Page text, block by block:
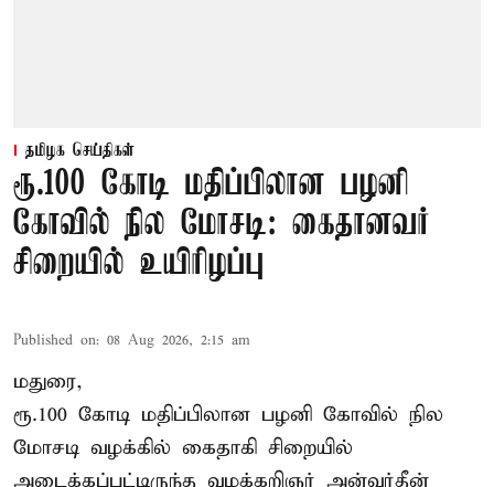
தமிழக செய்திகள்
ரூ.100 கோடி மதிப்பிலான பழனி
கோவில் நில மோசடி: கைதானவர்
சிறையில் உயிரிழப்பு
Published on: 08 Aug 2026, 2:15 am
மதுரை,
ரூ.100 கோடி மதிப்பிலான பழனி கோவில் நில
மோசடி வழக்கில் கைதாகி சிறையில்
அடைக்கப்பட்டிருந்த வழக்கறிஞர் அன்வர்தீன்